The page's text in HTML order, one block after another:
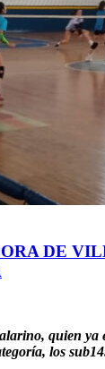
DE
quien ya
los